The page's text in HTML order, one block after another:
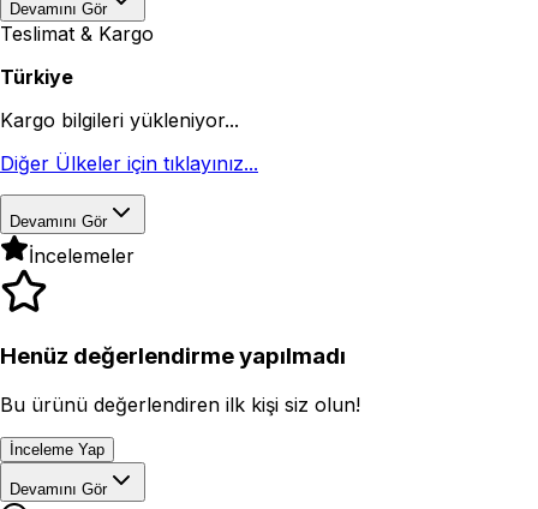
Devamını Gör
Teslimat & Kargo
Türkiye
Kargo bilgileri yükleniyor...
Diğer Ülkeler için tıklayınız...
Devamını Gör
İncelemeler
Henüz değerlendirme yapılmadı
Bu ürünü değerlendiren ilk kişi siz olun!
İnceleme Yap
Devamını Gör